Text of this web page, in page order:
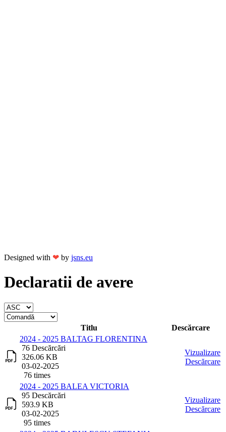
Designed with ❤ by jsns.eu
Declaratii de avere
Titlu
Descărcare
2024 - 2025 BALTAG FLORENTINA
76 Descărcări
326.06 KB
03-02-2025
76 times
Vizualizare
Descărcare
2024 - 2025 BALEA VICTORIA
95 Descărcări
593.9 KB
03-02-2025
95 times
Vizualizare
Descărcare